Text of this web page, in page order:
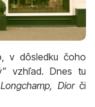
v dôsledku čoho
vzhľad. Dnes tu
Diorči